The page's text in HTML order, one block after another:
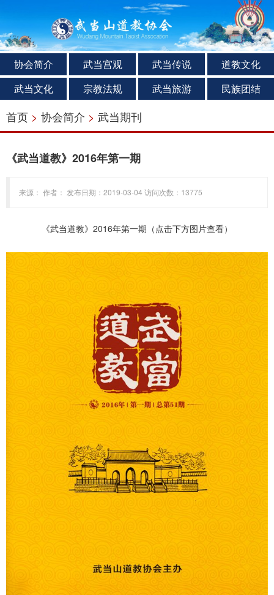
协会简介 武当宫观 武当传说
道教文化
武当文化
宗教法规 武当旅游 民族团结
首页 > 协会简介 > 武当期刊
《武当道教》2016年第一期
来源： 作者： 发布日期：2019-03-04 访问次数：13775
《武当道教》2016年第一期（点击下方图片查看）